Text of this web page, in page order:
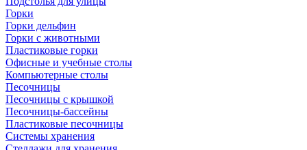
Горки
Горки дельфин
Горки с животными
Пластиковые горки
Офисные и учебные столы
Компьютерные столы
Песочницы
Песочницы с крышкой
Песочницы-бассейны
Пластиковые песочницы
Системы хранения